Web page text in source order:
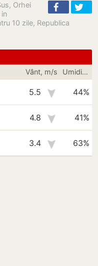
Orhei
10 zile, Republica
Vânt, m/s Umiditate
5.5 44%
4.8 41%
3.4 63%